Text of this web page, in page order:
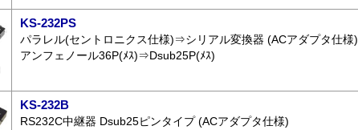
KS-232PS
パラレル(セントロニクス仕様)⇒シリアル変換器 (ACアダプタ仕様)
アンフェノール36P(ﾒｽ)⇒Dsub25P(ﾒｽ)
KS-232B
RS232C中継器 Dsub25ピンタイプ (ACアダプタ仕様)